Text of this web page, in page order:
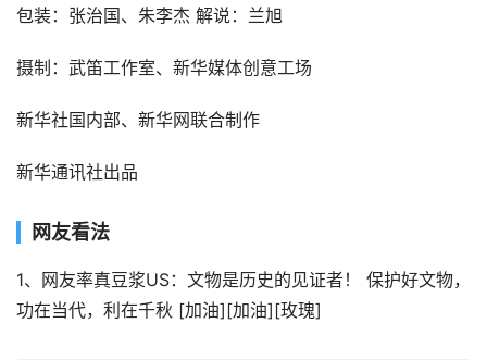
包装：张治国、朱李杰 解说：兰旭
摄制：武笛工作室、新华媒体创意工场
新华社国内部、新华网联合制作
新华通讯社出品
网友看法
1、网友率真豆浆US：文物是历史的见证者！ 保护好文物，
功在当代，利在千秋 [加油][加油][玫瑰]